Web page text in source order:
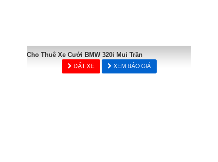
Cho Thuê Xe Cưới BMW 320i Mui Trần
ĐẶT XE XEM BÁO GIÁ